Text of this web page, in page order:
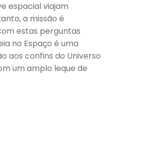
espacial viajam
a missão é
estas perguntas
no Espaço é uma
aos confins do Universo
um amplo leque de